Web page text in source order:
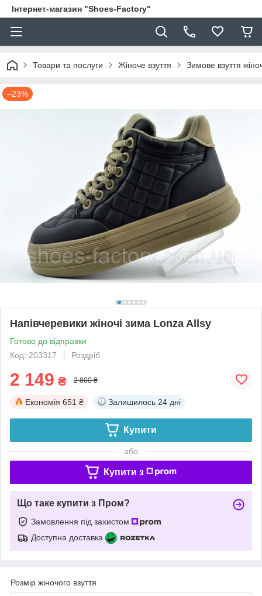
Інтернет-магазин "Shoes-Factory"
Товари та послуги Жіноче взуття Зимове взуття
–23%
Напівчеревики жіночі зима Lonza Allsy
Готово до відправки
Код: 203317
Роздріб
2 149 ₴ 2 800 ₴
Економія 651 ₴ Залишилось 24 дні
Купити
або
Купити з
Що таке купити з Пром?
Замовлення під захистом
Доступна доставка
Розмір жіночого взуття